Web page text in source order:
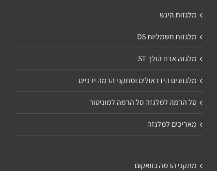
מלגזות היגש
מלגזות חשמליות DS
מלגזה אדם הולך ST
מלגזונים הידראולים ומתקני הרמה ידניים
סל הרמה למלגזה סל הרמה למוניטור
מאריכים למלגזה
מתקני הרמה בוואקום